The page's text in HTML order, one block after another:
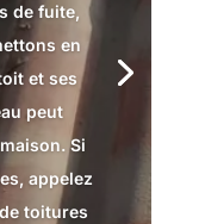
de fuite,
en
et ses
peut
Si
appelez
toitures